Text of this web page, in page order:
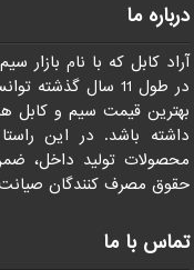
درباره ما
آراد کابل که با نام بازار
در طول 11 سال
بهترین قیمت سیم و کابل
داشته باشد. در این
محصولات تولید داخل،
حقوق مصرف کنندگان
تماس با ما